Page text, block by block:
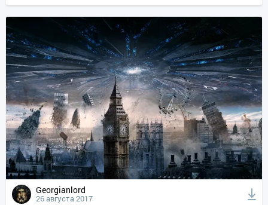
Georgianlord
26 августа 2017